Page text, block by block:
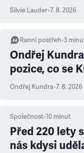
Silvie Lauder•7. 8. 2026
Ranní postřeh•3
Ondřej
pozice, co se
Ondřej Kundra•7. 8. 2026
Společnost•10 minut
Před 220 lety
nás kdysi